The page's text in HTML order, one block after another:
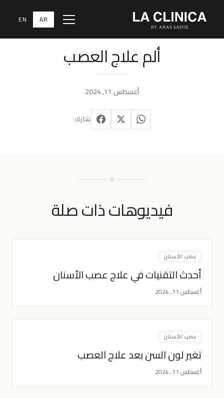
Menu
AR
EN
ألم علاج العصب
أغسطس 11, 2024
شارك:
فيديوهات ذات صلة
عصب الأسنان
أحدث التقنيات في علاج عصب الأسنان
أغسطس 11, 2024
عصب الأسنان
تغير لون السن بعد علاج العصب
أغسطس 11, 2024